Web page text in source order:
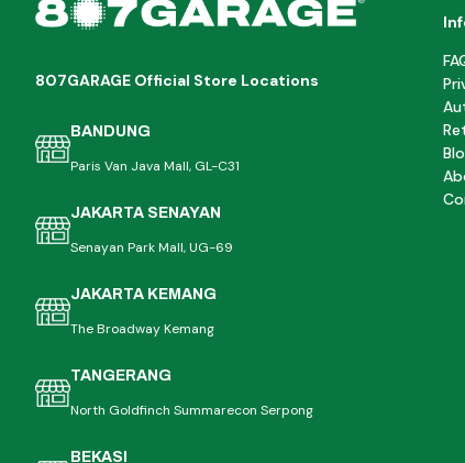
807GARAGE Official Store Locations
BANDUNG
Paris Van Java Mall, GL-C31
JAKARTA SENAYAN
Senayan Park Mall, UG-69
JAKARTA KEMANG
The Broadway Kemang
TANGERANG
North Goldfinch Summarecon Serpong
BEKASI